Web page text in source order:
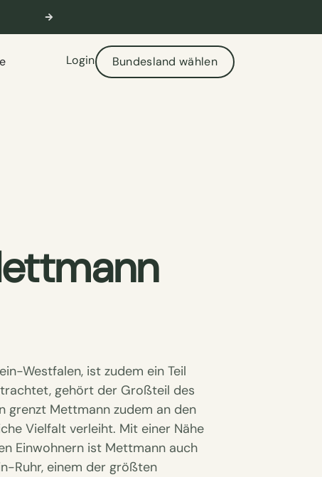
Login Bundesland wählen
Westfalen, ist zudem ein Teil
gehört der Großteil des
grenzt Mettmann zudem an den
Vielfalt verleiht. Mit einer Nähe
Einwohnern ist Mettmann auch
Ruhr, einem der größten